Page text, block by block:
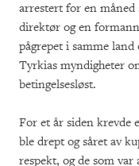
arrestert for en måned
direktør og en
pågrepet i samme
Tyrkias myndigheter
betingelsesløst.
For et år siden krevde
ble drept og såret av
respekt, og de som